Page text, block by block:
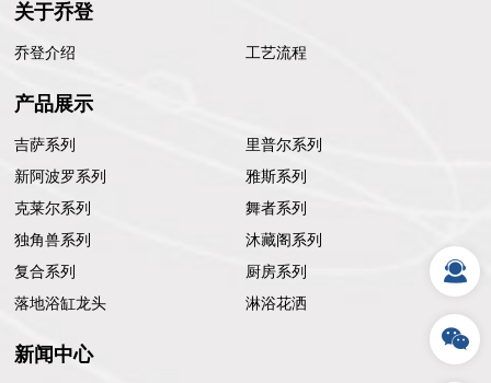
关于乔登
乔登介绍 工艺流程
产品展示
吉萨系列
里普尔系列
新阿波罗系列
雅斯系列
克莱尔系列
舞者系列
独角兽系列
沐藏阁系列
复合系列
厨房系列
落地浴缸龙头
淋浴花洒
新闻中心